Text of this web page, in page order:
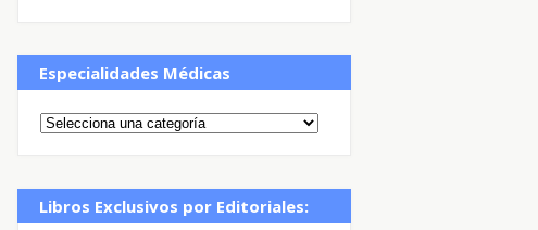
Especialidades Médicas
Libros Exclusivos por Editoriales: